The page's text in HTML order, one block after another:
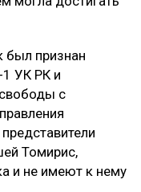
на 21 марта на
По данным
за рулем
и
аварии стали 29-
—
в крови
скорость